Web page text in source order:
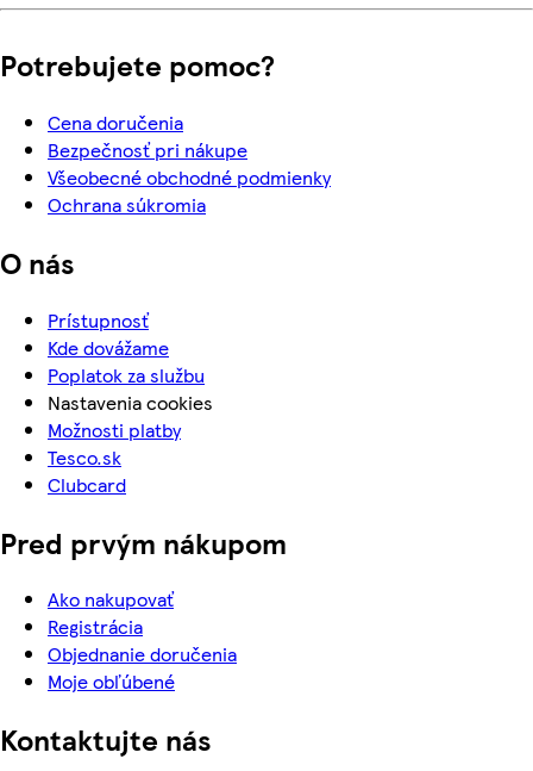
Potrebujete pomoc?
Cena doručenia
Bezpečnosť pri nákupe
Všeobecné obchodné podmienky
Ochrana súkromia
O nás
Prístupnosť
Kde dovážame
Poplatok za službu
Nastavenia cookies
Možnosti platby
Tesco.sk
Clubcard
Pred prvým nákupom
Ako nakupovať
Registrácia
Objednanie doručenia
Moje obľúbené
Kontaktujte nás